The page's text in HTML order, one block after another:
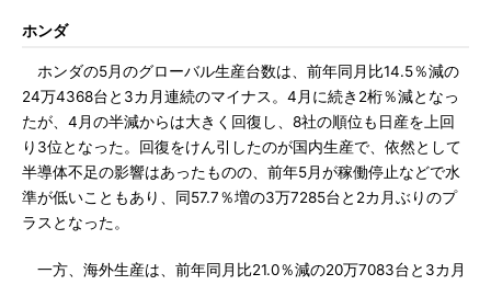
ホンダ
ホンダの5月のグローバル生産台数は、前年同月比14.5％減の
24万4368台と3カ月連続のマイナス。4月に続き2桁％減となっ
たが、4月の半減からは大きく回復し、8社の順位も日産を上回
り3位となった。回復をけん引したのが国内生産で、依然として
半導体不足の影響はあったものの、前年5月が稼働停止などで水
準が低いこともあり、同57.7％増の3万7285台と2カ月ぶりのプ
ラスとなった。
一方、海外生産は、前年同月比21.0％減の20万7083台と3カ月